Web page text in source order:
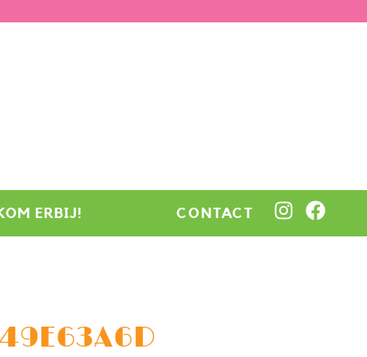
ERBIJ! CONTACT